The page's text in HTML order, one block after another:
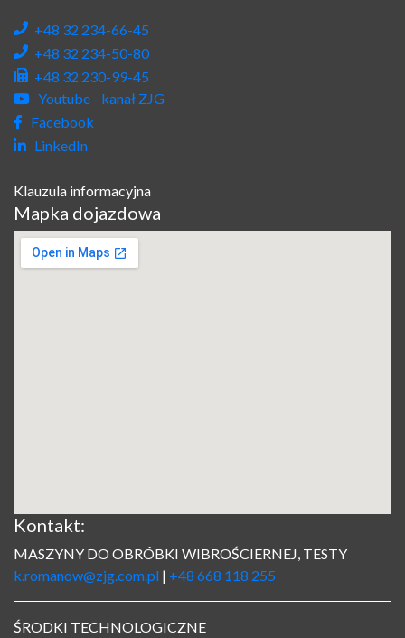
+48 32 234-66-45
+48 32 234-50-80
+48 32 230-99-45
Youtube - kanał ZJG
Facebook
LinkedIn
Klauzula informacyjna
Mapka dojazdowa
Kontakt:
MASZYNY DO OBRÓBKI WIBROŚCIERNEJ, TESTY
k.romanow@zjg.com.pl | +48 668 118 255
ŚRODKI TECHNOLOGICZNE